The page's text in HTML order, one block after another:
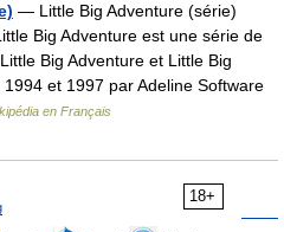
— Little Big Adventure (série)
Big Adventure est une série de
Big Adventure et Little Big
et 1997 par Adeline Software
en Français
18+